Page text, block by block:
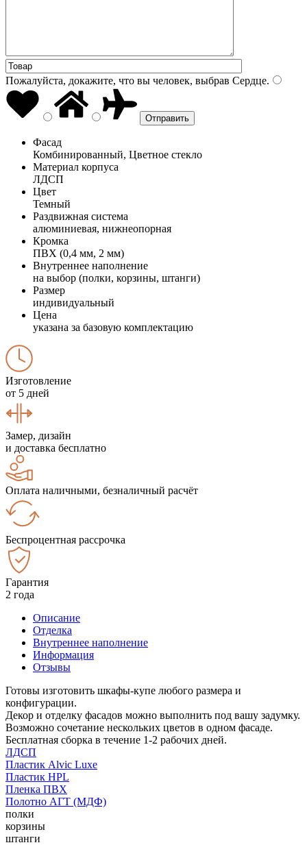
Пожалуйста, докажите, что вы человек, выбрав Сердце.
Фасад
Комбинированный, Цветное стекло
Материал корпуса
ЛДСП
Цвет
Темный
Раздвижная система
алюминиевая, нижнеопорная
Кромка
ПВХ (0,4 мм, 2 мм)
Внутреннее наполнение
на выбор (полки, корзины, штанги)
Размер
индивидуальный
Цена
указана за базовую комплектацию
Изготовление
от 5 дней
Замер, дизайн
и доставка бесплатно
Оплата наличными, безналичный расчёт
Беспроцентная рассрочка
Гарантия
2 года
Описание
Отделка
Внутреннее наполнение
Информация
Отзывы
Готовы изготовить шкафы-купе любого размера и
конфигурации.
Декор и отделку фасадов можно выполнить под вашу задумку.
Возможно сочетание нескольких цветов в одном фасаде.
Бесплатная сборка в течение 1-2 рабочих дней.
ЛДСП
Пластик Alvic Luxe
Пластик HPL
Пленка ПВХ
Полотно АГТ (МДФ)
полки
корзины
штанги